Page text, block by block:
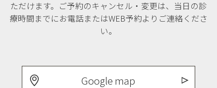
ただけます。ご予約のキャンセル・変更は、当日の診
療時間までにお電話またはWEB予約よりご連絡くださ
い。
Google map